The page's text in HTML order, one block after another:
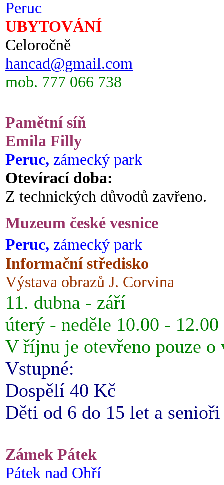
Peruc
UBYTOVÁNÍ
Celoročně
hancad@gmail.com
mob. 777 066 738
Pamětní síň
Emila Filly
Peruc, zámecký park
Otevírací doba:
Z technických důvodů zavřeno.
Muzeum české vesnice
Peruc, zámecký park
Informační středisko
Výstava obrazů J. Corvina
11. dubna - září
úterý - neděle 10.00 -
V říjnu je otevřeno pouze o
Vstupné:
Dospělí 40 Kč
Děti od 6 do 15 let a
Zámek Pátek
Pátek nad Ohří